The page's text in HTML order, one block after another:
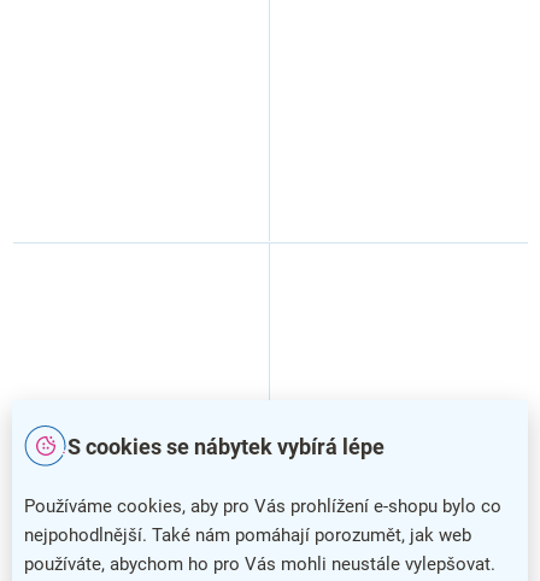
S cookies se nábytek vybírá lépe
Používáme cookies, aby pro Vás prohlížení e-shopu bylo co
nejpohodlnější. Také nám pomáhají porozumět, jak web
používáte, abychom ho pro Vás mohli neustále vylepšovat.
Přítlačné pravítko pro
řezačku KW Trio Eco 46
(3216), čirá
Rotační nástroj pro řezačky
Fellowes Electron, Proton,
Neutron - 3 ks, stříbrná